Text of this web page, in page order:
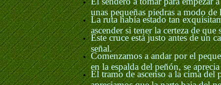
unas pequeñas piedras a modo
La ruta había estado tan
ascender si tener la certeza de
Este cruce está justo antes de un
señal.
Comenzamos a andar por el
en la espalda del peñón, se
El tramo de ascenso a la cima
apreciamos que la parte baja del